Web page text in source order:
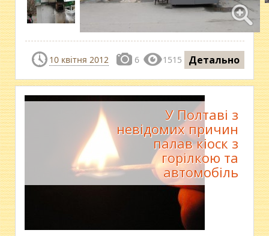
10 квітня 2012 6 1515 Детально
У Полтаві з
невідомих причин
палав кіоск з
горілкою та
автомобіль